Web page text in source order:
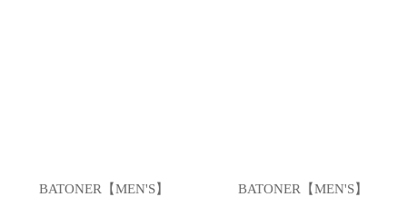
BATONER【MEN'S】
BATONER【MEN'S】